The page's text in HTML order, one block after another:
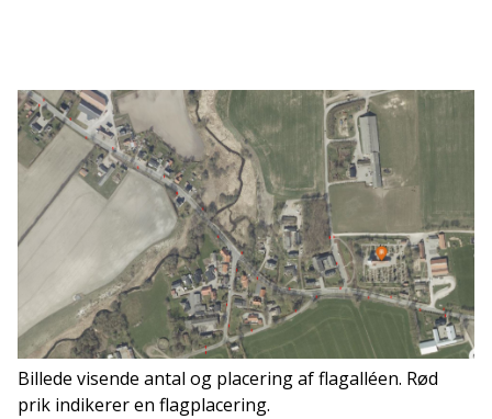
Billede visende antal og placering af flagalléen. Rød
prik indikerer en flagplacering.